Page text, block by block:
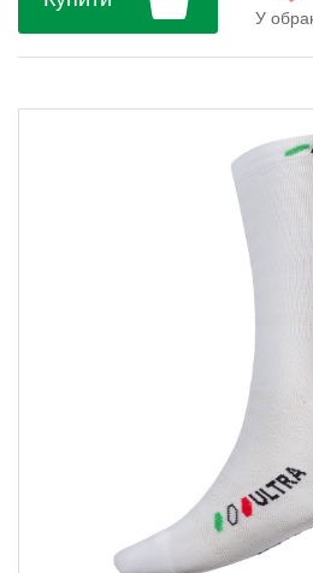
прання (делікатний
Використовувати
У